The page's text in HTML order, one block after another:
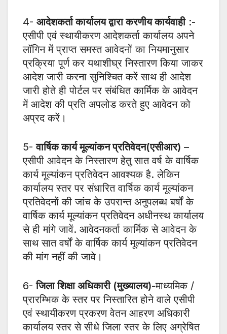
4- आदेशकर्ता कार्यालय द्वारा करणीय कार्यवाही:-
एसीपी एवं स्थायीकरण आदेशकर्ता कार्यालय अपने
लॉगिन में प्राप्त समस्त आवेदनों का नियमानुसार
प्रक्रिया पूर्ण कर यथाशीघ्र निस्तारण किया जाकर
आदेश जारी करना सुनिश्चित करें साथ ही आदेश
जारी होते ही पोर्टल पर संबंधित कार्मिक के आवेदन
में आदेश की प्रति अपलोड करते हुए आवेदन को
अप्रद करें।
5-वार्षिक कार्य मूल्यांकन प्रतिवेदन(एसीआर) –
एसीपी आवेदन के निस्तारण हेतु सात वर्ष के वार्षिक
कार्य मूल्यांकन प्रतिवेदन आवश्यक है. लेकिन
कार्यालय स्तर पर संधारित वार्षिक कार्य मूल्यांकन
प्रतिवेदनों की जांच के उपरान्त अनुपलब्ध बर्षों के
वार्षिक कार्य मूल्यांकन प्रतिवेदन अधीनस्थ कार्यालय
से ही मांगे जावें. आवेदनकर्ता कार्मिक से आवेदन के
साथ सात वर्षों के वार्षिक कार्य मूल्यांकन प्रतिवेदन
की मांग नहीं की जावे।
6-जिला शिक्षा अधिकारी (मुख्यालय)-माध्यमिक /
प्रारम्भिक के स्तर पर निस्तारित होने वाले एसीपी
एवं स्थायीकरण प्रकरण वेतन आहरण अधिकारी
कार्यालय स्तर से सीधे जिला स्तर के लिए अग्रेषित